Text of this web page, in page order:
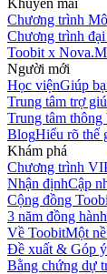
Khuyến mãi
Chương trình
Chương trình
Toobit x
Người mới
Học việnGiúp
Trung tâm trợ
Trung tâm thông
BlogHiểu rõ thế
Khám phá
Chương trình
Nhận địnhCập
Cộng đồng
3 năm đồng hành
Về ToobitMột
Đề xuất & Góp ý
Bằng chứng dự